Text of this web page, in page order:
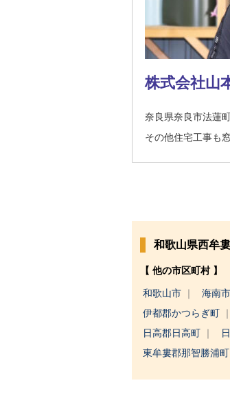
株式会社山
奈良県奈良市法蓮
その他住宅工事も
和歌山県西牟
【 他の市区町村 】
和歌山市 海南市
伊都郡かつらぎ町
日高郡日高町
東牟婁郡那智勝浦町